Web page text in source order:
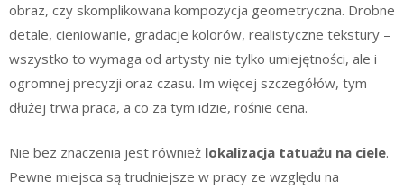
obraz, czy skomplikowana kompozycja geometryczna. Drobne
detale, cieniowanie, gradacje kolorów, realistyczne tekstury –
wszystko to wymaga od artysty nie tylko umiejętności, ale i
ogromnej precyzji oraz czasu. Im więcej szczegółów, tym
dłużej trwa praca, a co za tym idzie, rośnie cena.
Nie bez znaczenia jest również lokalizacja tatuażu na ciele.
Pewne miejsca są trudniejsze w pracy ze względu na